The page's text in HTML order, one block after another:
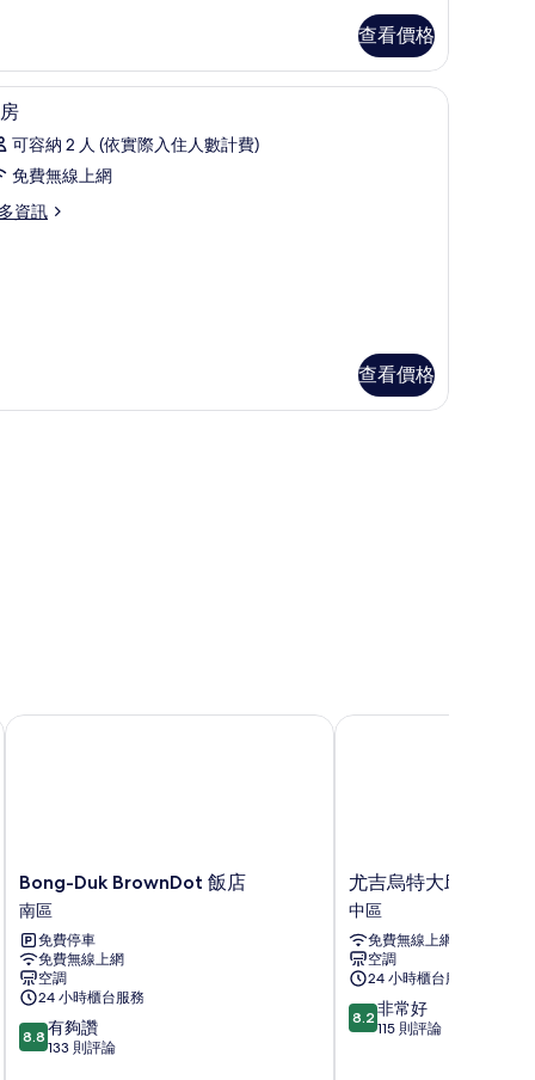
查看價格
光布/窗簾 高級寢具、記憶床墊、筆電工作空間、遮光布
7
可容納 2 人 (依實際入住人數計費)
免費無線上網
資訊
查看價格
Bong-
Duk
BrownDot
飯
店
南
區
Bong-Duk BrownDot 飯店
南區
免費停車
免費無線上網
空調
24 小時櫃台服務
8.8
分，
8.8 有夠讚
133 則評論
Bong-Duk BrownDot 飯店
尤
吉
烏
特
大
邱
站
飯
尤吉烏特大邱站飯店
中區
免費無線上網
空調
24 小時櫃台服務
8.2
分，
8.2 非常好
115 則評論
尤吉烏特大邱站飯店